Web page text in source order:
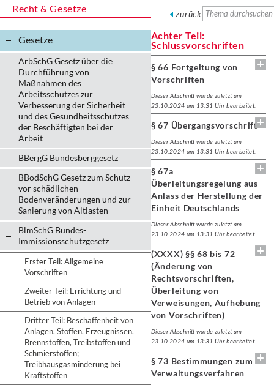
Recht & Gesetze
Gesetze
ArbSchG Gesetz über die
Durchführung von
Maßnahmen des
Arbeitsschutzes zur
Verbesserung der Sicherheit
und des Gesundheitsschutzes
der Beschäftigten bei der
Arbeit
BBergG Bundesberggesetz
BBodSchG Gesetz zum Schutz
vor schädlichen
Bodenveränderungen und zur
Sanierung von Altlasten
BlmSchG Bundes-
Immissionsschutz­gesetz
Erster Teil: Allgemeine
Vorschriften
Zweiter Teil: Errichtung und
Betrieb von Anlagen
Dritter Teil: Beschaffenheit von
Anlagen, Stoffen, Erzeugnissen,
Brennstoffen, Treibstoffen und
Schmierstoffen;
Treibhausgasminderung bei
Kraftstoffen
zurück
Achter Teil:
Schlussvorschriften
§ 66 Fortgeltung von
Vorschriften
Dieser Abschnitt wurde zuletzt am
23.10.2024 um 13:31 Uhr bearbeitet.
§ 67 Übergangsvorschrift
Dieser Abschnitt wurde zuletzt am
23.10.2024 um 13:31 Uhr bearbeitet.
§ 67a
Überleitungsregelung aus
Anlass der Herstellung der
Einheit Deutschlands
Dieser Abschnitt wurde zuletzt am
23.10.2024 um 13:31 Uhr bearbeitet.
(XXXX) §§ 68 bis 72
(Änderung von
Rechtsvorschriften,
Überleitung von
Verweisungen, Aufhebung
von Vorschriften)
Dieser Abschnitt wurde zuletzt am
23.10.2024 um 13:31 Uhr bearbeitet.
§ 73 Bestimmungen zum
Verwaltungsverfahren